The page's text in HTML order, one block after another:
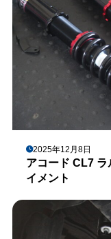
2025年12月8日
アコード CL7 ラ
イメント